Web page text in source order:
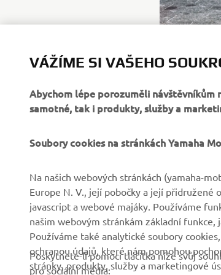
Společnost
Zprávy
Tisk
Systémy eBike
Státní orgány
Golfová hřiště
První
VÁŽÍME SI VAŠEHO
Abychom lépe porozuměli návštěvníkům
samotné, tak i produkty, služby a
Soubory cookies na stránkách Yamaha
Na našich webových stránkách (yamaha-
Europe N. V., její pobočky a její přidružené
javascript a webové majáky. Používáme
našim webovým stránkám základní funkce,
Používáme také analytické soubory
ochranou údajů, které nám pomohou
stránky, produkty, služby a marketingové
Poskytnete-li pomocí tlačítka níže svůj
pro sociální média: